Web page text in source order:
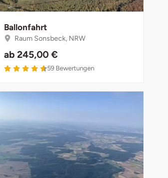
Ballonfahrt
Raum Sonsbeck, NRW
ab 245,00 €
59 Bewertungen